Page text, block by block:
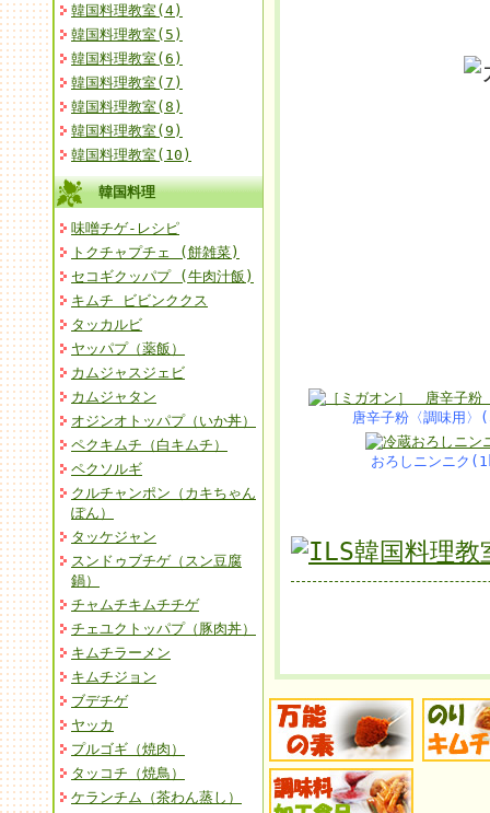
韓国料理教室(4)
韓国料理教室(5)
韓国料理教室(6)
韓国料理教室(7)
韓国料理教室(8)
韓国料理教室(9)
韓国料理教室(10)
韓国料理
味噌チゲ-レシピ
トクチャプチェ (餅雑菜)
セコギクッパプ (牛肉汁飯)
キムチ ビビンククス
タッカルビ
ヤッパプ（薬飯）
カムジャスジェビ
カムジャタン
オジンオトッパプ（いか丼）
ペクキムチ（白キムチ）
ペクソルギ
クルチャンポン（カキちゃん
ぽん）
タッケジャン
スンドゥブチゲ（スン豆腐
鍋）
チャムチキムチチゲ
チェユクトッパプ（豚肉丼）
キムチラーメン
キムチジョン
ブデチゲ
ヤッカ
プルゴギ（焼肉）
タッコチ（焼鳥）
ケランチム（茶わん蒸し）
唐辛子粉〈調味用
おろしニンニク